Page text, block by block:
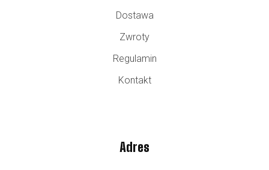
Dostawa
Zwroty
Regulamin
Kontakt
Adres